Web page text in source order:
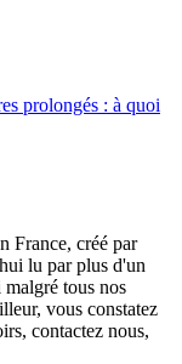
prolongés : à quoi
France, créé par
lu par plus d'un
tous nos
vous constatez
contactez nous,